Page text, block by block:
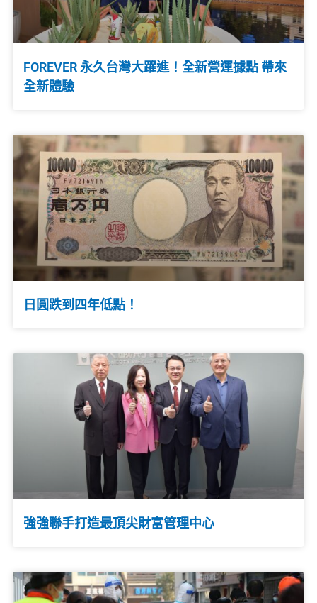
FOREVER 永久台灣大躍進！全新營運據點 帶來
全新體驗
日圓跌到四年低點！
強強聯手打造最頂尖財富管理中心